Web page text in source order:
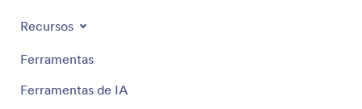
Recursos
Ferramentas
Ferramentas de IA